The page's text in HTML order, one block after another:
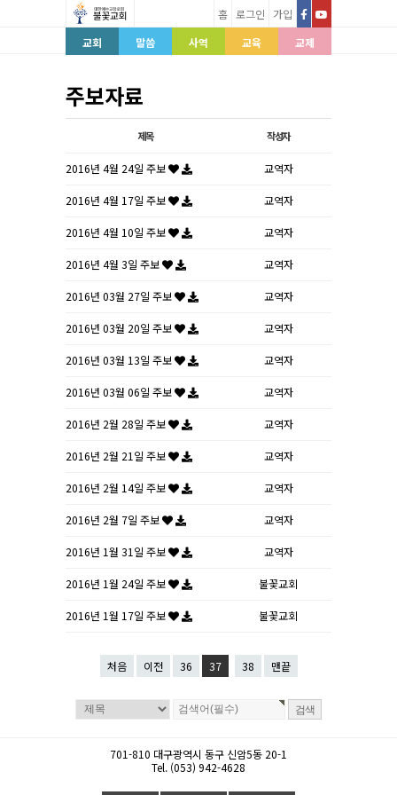
홈 로그인
가입
교회
말씀 사역 교육 교제
주보자료
제목 작성자
2016년 4월 24일 주보 교역자
2016년 4월 17일 주보 교역자
2016년 4월 10일 주보 교역자
2016년 4월 3일 주보 교역자
2016년 03월 27일 주보 교역자
2016년 03월 20일 주보 교역자
2016년 03월 13일 주보 교역자
2016년 03월 06일 주보 교역자
2016년 2월 28일 주보 교역자
2016년 2월 21일 주보 교역자
2016년 2월 14일 주보 교역자
2016년 2월 7일 주보 교역자
2016년 1월 31일 주보 교역자
2016년 1월 24일 주보 불꽃교회
2016년 1월 17일 주보 불꽃교회
처음 이전 36 37 38 맨끝
701-810 대구광역시 동구 신암5동 20-1
Tel. (053) 942-4628